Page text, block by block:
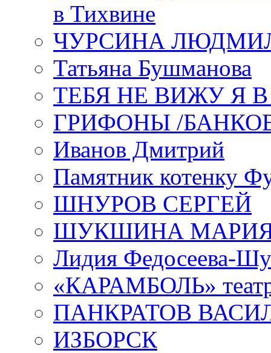
в Тихвине
ЧУРСИНА
Татьяна Бушманова
ТЕБЯ НЕ ВИЖУ Я
ГРИФОНЫ /
Иванов Дмитрий
Памятник котенку
ШНУРОВ СЕРГЕЙ
ШУКШИНА
Лидия Федосеева-
«КАРАМБОЛЬ»
ПАНКРАТОВ
ИЗБОРСК